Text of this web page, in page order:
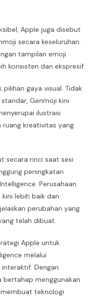
Apple juga disebut
secara keseluruhan.
tampilan emoji
konsisten dan ekspresif.
pilihan gaya visual. Tidak
Genmoji kini
ilustrasi
ruang kreativitas yang
secara rinci saat sesi
peningkatan
Perusahaan
lebih baik dan
perubahan yang
telah dibuat.
Apple untuk
melalui
Dengan
bertahap menggunakan
teknologi